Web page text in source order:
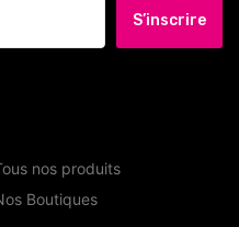
S’inscrire
nos produits
Boutiques